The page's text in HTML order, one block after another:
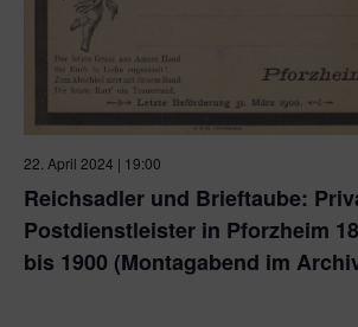
Reichsadler und Brieftaube:
Postdienstleister in Pforzheim
bis 1900 (Montagabend im
22. April 2024 | 19:00